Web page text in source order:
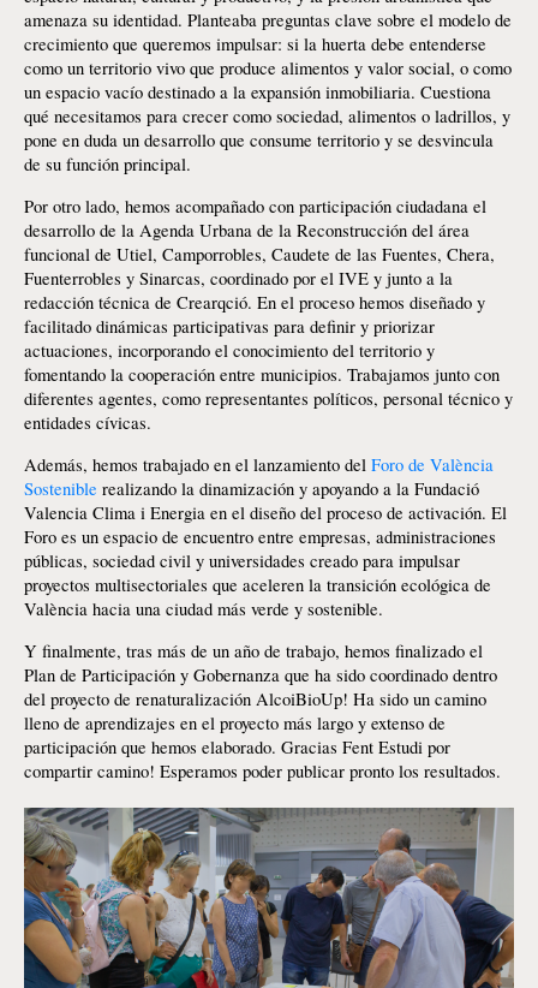
amenaza su identidad. Planteaba preguntas clave sobre el modelo de
crecimiento que queremos impulsar: si la huerta debe entenderse
como un territorio vivo que produce alimentos y valor social, o como
un espacio vacío destinado a la expansión inmobiliaria. Cuestiona
qué necesitamos para crecer como sociedad, alimentos o ladrillos, y
pone en duda un desarrollo que consume territorio y se desvincula
de su función principal.
Por otro lado, hemos acompañado con participación ciudadana el
desarrollo de la Agenda Urbana de la Reconstrucción del área
funcional de Utiel, Camporrobles, Caudete de las Fuentes, Chera,
Fuenterrobles y Sinarcas, coordinado por el IVE y junto a la
redacción técnica de Crearqció. En el proceso hemos diseñado y
facilitado dinámicas participativas para definir y priorizar
actuaciones, incorporando el conocimiento del territorio y
fomentando la cooperación entre municipios. Trabajamos junto con
diferentes agentes, como representantes políticos, personal técnico y
entidades cívicas.
Además, hemos trabajado en el lanzamiento del Foro de València
Sostenible realizando la dinamización y apoyando a la Fundació
Valencia Clima i Energia en el diseño del proceso de activación. El
Foro es un espacio de encuentro entre empresas, administraciones
públicas, sociedad civil y universidades creado para impulsar
proyectos multisectoriales que aceleren la transición ecológica de
València hacia una ciudad más verde y sostenible.
Y finalmente, tras más de un año de trabajo, hemos finalizado el
Plan de Participación y Gobernanza que ha sido coordinado dentro
del proyecto de renaturalización AlcoiBioUp! Ha sido un camino
lleno de aprendizajes en el proyecto más largo y extenso de
participación que hemos elaborado. Gracias Fent Estudi por
compartir camino! Esperamos poder publicar pronto los resultados.